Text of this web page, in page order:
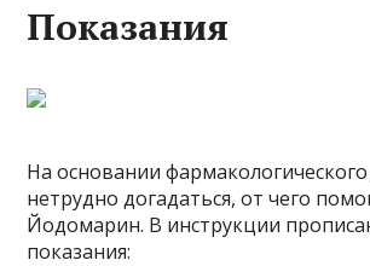
Показания
На основании
нетрудно догадаться, от чего
Йодомарин. В инструкции
показания: